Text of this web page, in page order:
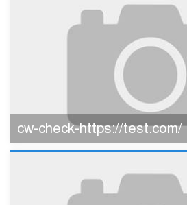
cw-check-https://test.com/